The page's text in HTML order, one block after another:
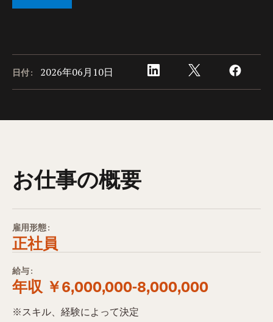
日付: 2026年06月10日
お仕事の概要
雇用形態:
正社員
給与:
年収 ￥6,000,000-8,000,000
※スキル、経験によって決定